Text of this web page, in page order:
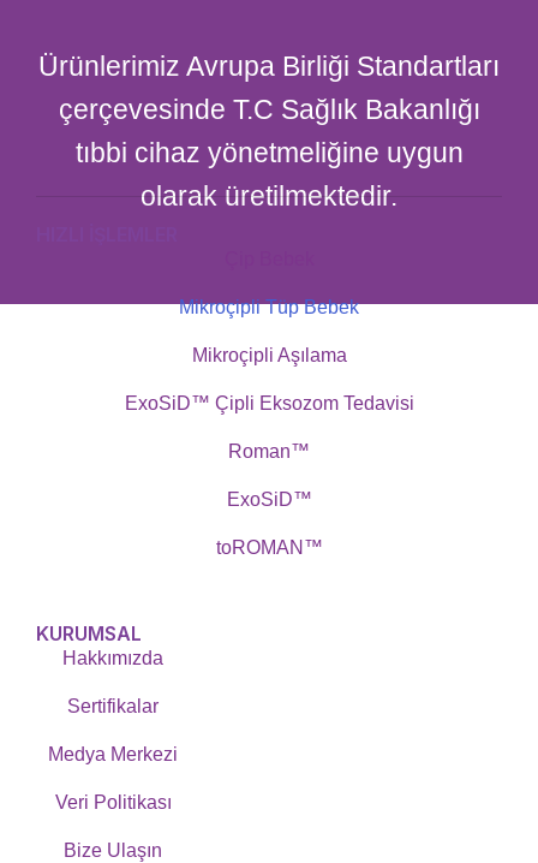
Ürünlerimiz Avrupa Birliği Standartları
çerçevesinde T.C Sağlık Bakanlığı
tıbbi cihaz yönetmeliğine uygun
olarak üretilmektedir.
Mikroçipli Tüp Bebek
Mikroçipli Aşılama
ExoSiD™ Çipli Eksozom Tedavisi
Roman™
ExoSiD™
toROMAN™
KURUMSAL
Hakkımızda
Sertifikalar
Medya Merkezi
Veri Politikası
Bize Ulaşın